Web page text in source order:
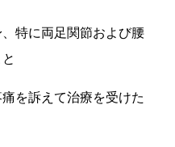
特に両足関節および腰
を訴えて治療を受けた